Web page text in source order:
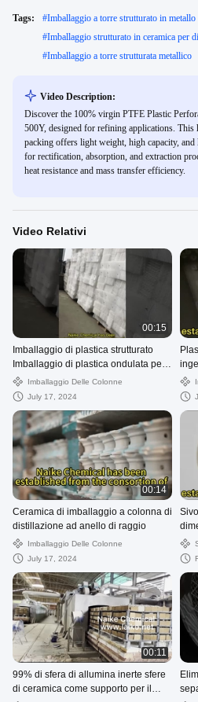
Tags: #Imballaggio a torre strutturato in metallo
#Imballaggio strutturato in ceramica per
#Imballaggio a torre strutturata metallico
Video Description:
Discover the 100% virgin PTFE Plastic
500Y, designed for refining applications. This
packing offers light weight, high capacity,
for rectification, absorption, and extraction
heat resistance and mass transfer efficiency.
Video Relativi
00:15
Imballaggio di plastica strutturato
Imballaggio di plastica ondulata per
la depurazione dei gas residui
Imballaggio Delle Colonne
July 17, 2024
00:14
Ceramica di imballaggio a colonna di
distillazione ad anello di raggio
Imballaggio Delle Colonne
July 17, 2024
00:11
99% di sfera di allumina inerte sfere
di ceramica come supporto per il